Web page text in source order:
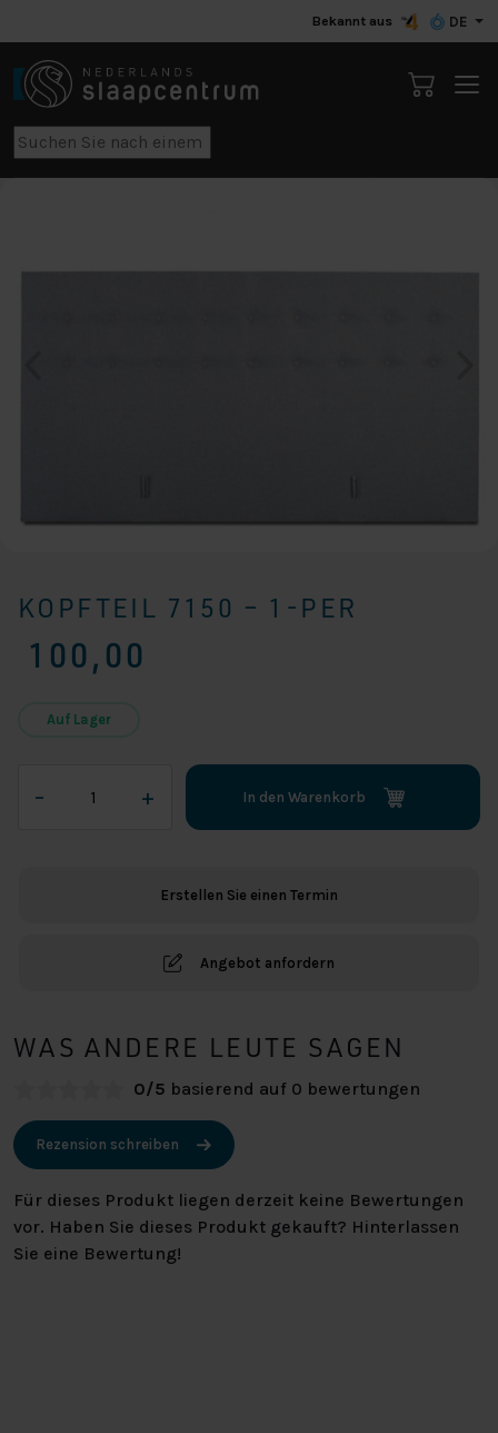
Bekannt aus DE
KOPFTEIL 7150 – 1-PER
100,00
Auf Lager
–
7150
+ In den Warenkorb
Erstellen Sie einen Termin
Angebot anfordern
WAS ANDERE LEUTE SAGEN
0/5 basierend auf 0 bewertungen
Rezension schreiben
Für dieses Produkt liegen derzeit keine Bewertungen
vor. Haben Sie dieses Produkt gekauft? Hinterlassen
Sie eine Bewertung!